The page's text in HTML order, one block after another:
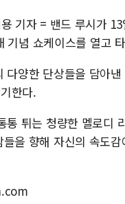
기자 = 밴드 루시가
기념 쇼케이스를 열고
다양한 단상들을 담아
한다.
통 튀는 청량한 멜로디
을 향해 자신의 속도